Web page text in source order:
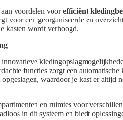
voordelen voorefficiënt
voor een georganiseerde en
kasten wordt verhoogd.
functies zorgt een
waardoor je kast er altijd
en ruimtes voor
in dit systeem en biedt